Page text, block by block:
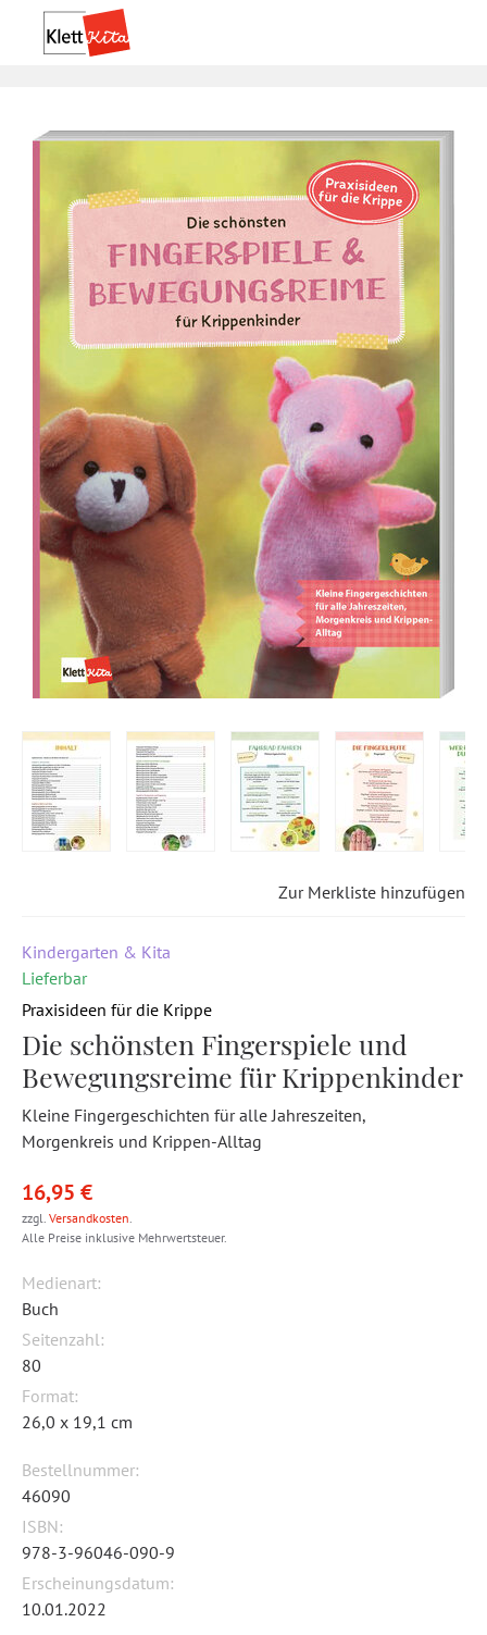
Zur Merkliste hinzufügen
Kindergarten & Kita
Lieferbar
Praxisideen für die Krippe
Die schönsten Fingerspiele und
Bewegungsreime für Krippenkinder
Kleine Fingergeschichten für alle Jahreszeiten,
Morgenkreis und Krippen-Alltag
16,95 €
zzgl. Versandkosten.
Alle Preise inklusive Mehrwertsteuer.
Medienart:
Buch
Seitenzahl:
80
Format:
26,0 x 19,1 cm
Bestellnummer:
46090
ISBN:
978-3-96046-090-9
Erscheinungsdatum:
10.01.2022